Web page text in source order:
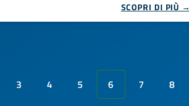
SCOPRI DI PIÙ →
3 4 5 6 7 8